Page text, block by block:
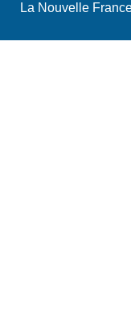
La Nouvelle